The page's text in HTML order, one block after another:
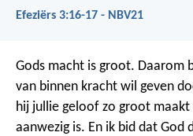
Efeziërs 3:16-17 - NBV21
Gods macht is groot. Daarom
van binnen kracht wil geven
hij jullie geloof zo groot
aanwezig is. En ik bid dat God